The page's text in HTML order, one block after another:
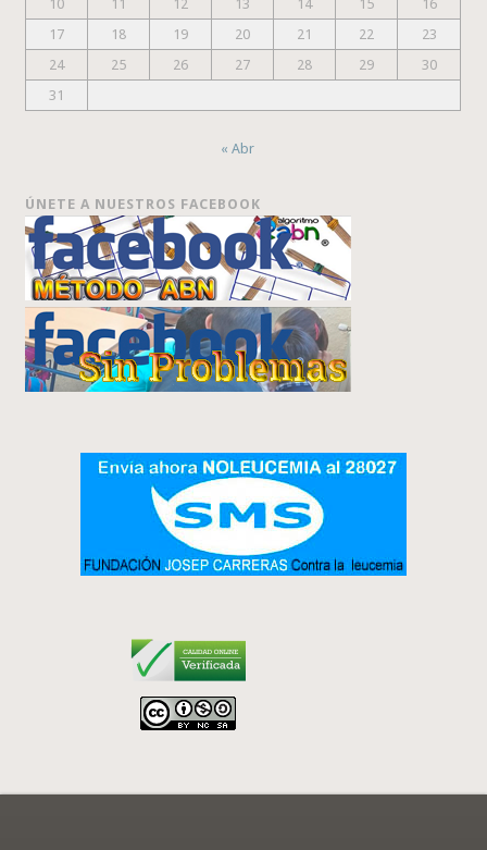
10
11 12 13 14 15
16
17
18 19 20 21 22
23
24
25 26 27 28 29
30
31
« Abr
ÚNETE A NUESTROS FACEBOOK